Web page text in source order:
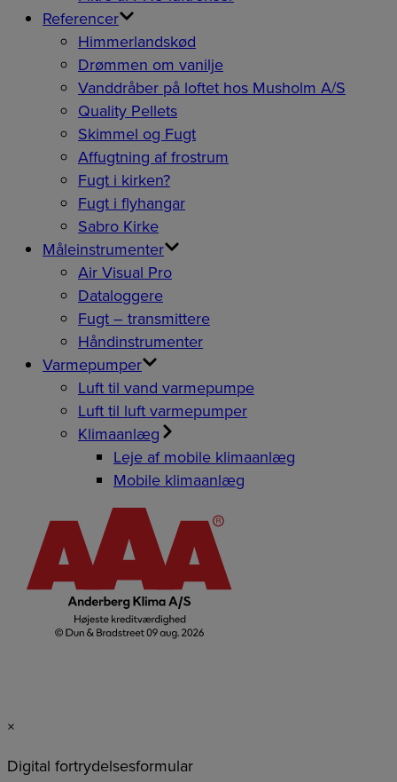
Referencer
Himmerlandskød
Drømmen om vanilje
Vanddråber på loftet hos Musholm A/S
Quality Pellets
Skimmel og Fugt
Affugtning af frostrum
Fugt i kirken?
Fugt i flyhangar
Sabro Kirke
Måleinstrumenter
Air Visual Pro
Dataloggere
Fugt – transmittere
Håndinstrumenter
Varmepumper
Luft til vand varmepumpe
Luft til luft varmepumper
Klimaanlæg
Leje af mobile klimaanlæg
Mobile klimaanlæg
×
Digital fortrydelsesformular